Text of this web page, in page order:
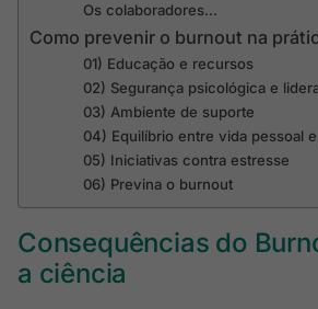
Os colaboradores…
Como prevenir o burnout na
01) Educação e recursos
02) Segurança psicológica e
03) Ambiente de suporte
04) Equilíbrio entre vida pessoal
05) Iniciativas contra estresse
06) Previna o burnout
Consequências do
a ciência